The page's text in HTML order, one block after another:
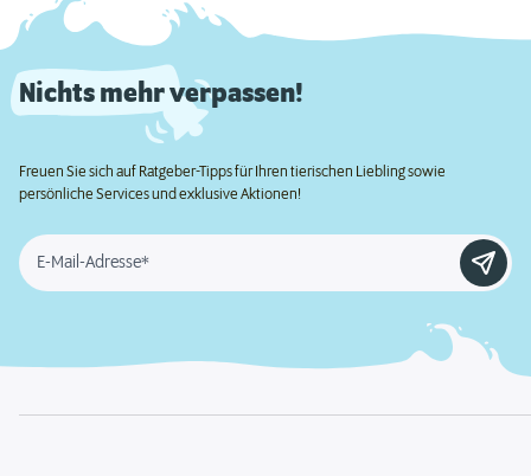
Nichts mehr verpassen!
Freuen Sie sich auf Ratgeber-Tipps für Ihren tierischen Liebling sowie
persönliche Services und exklusive Aktionen!
E-Mail-Adresse*